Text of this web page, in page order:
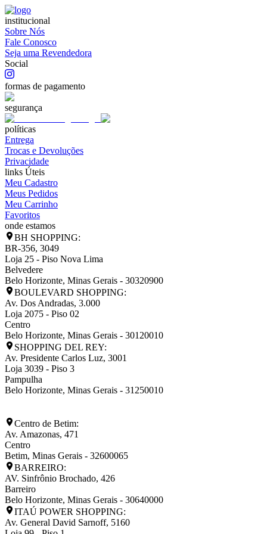
institucional
Sobre Nós
Fale Conosco
Seja uma Revendedora
Social
formas de pagamento
segurança
políticas
Entrega
Trocas e Devoluções
Privacidade
links Úteis
Meu Cadastro
Meus Pedidos
Meu Carrinho
Favoritos
onde estamos
BH SHOPPING:
BR-356, 3049
Loja 25 - Piso Nova Lima
Belvedere
Belo Horizonte, Minas Gerais - 30320900
BOULEVARD SHOPPING:
Av. Dos Andradas, 3.000
Loja 2075 - Piso 02
Centro
Belo Horizonte, Minas Gerais - 30120010
SHOPPING DEL REY:
Av. Presidente Carlos Luz, 3001
Loja 3039 - Piso 3
Pampulha
Belo Horizonte, Minas Gerais - 31250010
Centro de Betim:
Av. Amazonas, 471
Centro
Betim, Minas Gerais - 32600065
BARREIRO:
AV. Sinfrônio Brochado, 426
Barreiro
Belo Horizonte, Minas Gerais - 30640000
ITAÚ POWER SHOPPING:
Av. General David Sarnoff, 5160